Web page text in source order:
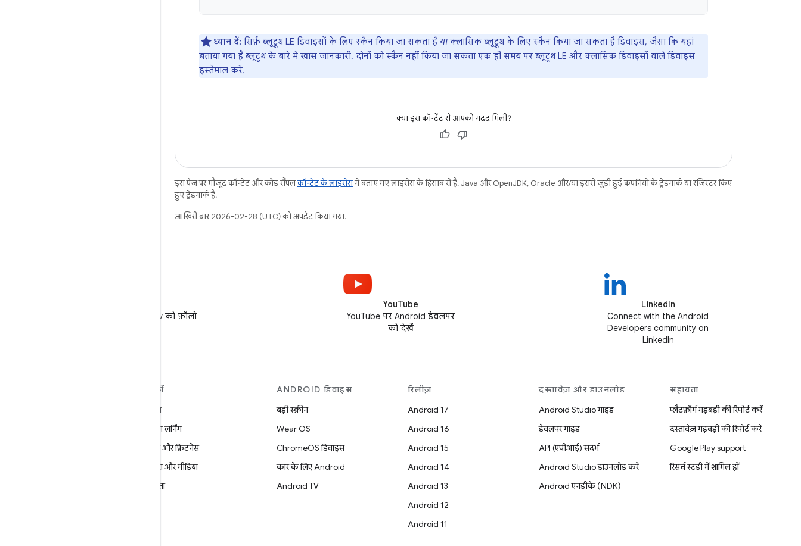
ध्यान दें: सिर्फ़ ब्लूटूथ LE डिवाइसों के लिए स्कैन किया जा सकता है याक्लासिक ब्लूटूथ के लिए स्कैन किया जा सकता है डिवाइस, जैसा कि यहां
बताया गया है ब्लूटूथ के बारे में खास जानकारी. दोनों को स्कैन नहीं किया जा सकता एक ही समय पर ब्लूटूथ LE और क्लासिक डिवाइसों वाले डिवाइस
इस्तेमाल करें.
क्या इस कॉन्टेंट से आपको मदद मिली?
इस पेज पर मौजूद कॉन्टेंट और कोड सैंपलकॉन्टेंट के लाइसेंसमें बताए गए लाइसेंस के हिसाब से हैं. Java और OpenJDK, Oracle और/या इससे जुड़ी हुई कंपनियों के ट्रेडमार्क या रजिस्टर किए
हुए ट्रेडमार्क हैं.
आखिरी बार 2026-02-28 (UTC) को अपडेट किया गया.
X पर @AndroidDev को फ़ॉलो
YouTube
YouTube पर Android डेवलपर
को देखें
LinkedIn
Connect with the Android
Developers community on
LinkedIn
खोजें
गेमिंग
मशीन लर्निंग
सेहत और फ़िटनेस
कैमरा और मीडिया
निजता
ANDROID डिवाइस
बड़ी स्क्रीन
Wear OS
ChromeOS डिवाइस
कार के लिए Android
Android TV
रिलीज़
Android 17
Android 16
Android 15
Android 14
Android 13
Android 12
Android 11
दस्तावेज़ और डाउनलोड
Android Studio गाइड
डेवलपर गाइड
API (एपीआई) संदर्भ
Android Studio डाउनलोड करें
Android एनडीके (NDK)
सहायता
प्लैटफ़ॉर्म गड़बड़ी की रिपोर्ट करें
दस्तावेज़ गड़बड़ी की रिपोर्ट करें
Google Play support
रिसर्च स्टडी में शामिल हों